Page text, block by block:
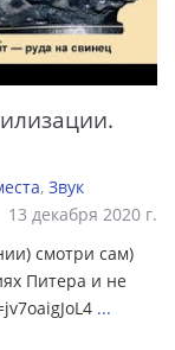
, Звук
13 декабря 2020 г.
смотри сам)
Питера и не
...